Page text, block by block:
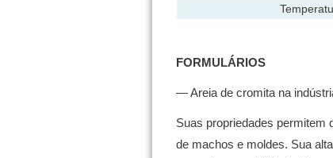
FORMULÁRIOS
— Areia de cromita na
Suas propriedades permitem
de machos e moldes. Sua